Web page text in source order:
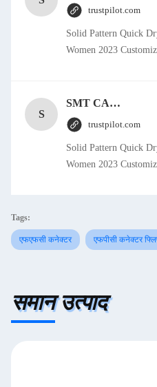
trustpilot.com
Solid Pattern Quick
Women 2023
S
SMT CAP Type Box Header Connector 1.27mm Pitch Gold Flash Contact Plating
trustpilot.com
Solid Pattern Quick
Women 2023
Tags:
एफएफसी कनेक्टर एफपीसी कनेक्टर
समान उत्पाद